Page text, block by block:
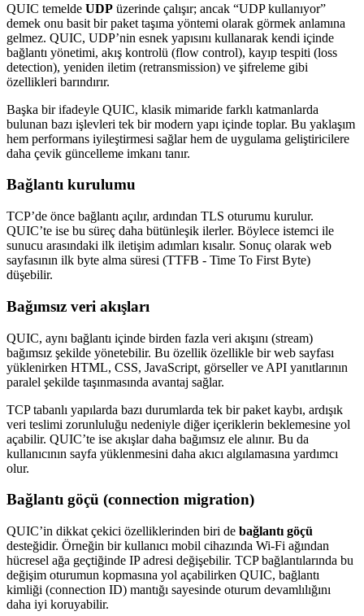
QUIC temelde UDP üzerinde çalışır; ancak “UDP kullanıyor”
demek onu basit bir paket taşıma yöntemi olarak görmek anlamına
gelmez. QUIC, UDP’nin esnek yapısını kullanarak kendi içinde
bağlantı yönetimi, akış kontrolü (flow control), kayıp tespiti (loss
detection), yeniden iletim (retransmission) ve şifreleme gibi
özellikleri barındırır.
Başka bir ifadeyle QUIC, klasik mimaride farklı katmanlarda
bulunan bazı işlevleri tek bir modern yapı içinde toplar. Bu yaklaşım
hem performans iyileştirmesi sağlar hem de uygulama geliştiricilere
daha çevik güncelleme imkanı tanır.
Bağlantı kurulumu
TCP’de önce bağlantı açılır, ardından TLS oturumu kurulur.
QUIC’te ise bu süreç daha bütünleşik ilerler. Böylece istemci ile
sunucu arasındaki ilk iletişim adımları kısalır. Sonuç olarak web
sayfasının ilk byte alma süresi (TTFB - Time To First Byte)
düşebilir.
Bağımsız veri akışları
QUIC, aynı bağlantı içinde birden fazla veri akışını (stream)
bağımsız şekilde yönetebilir. Bu özellik özellikle bir web sayfası
yüklenirken HTML, CSS, JavaScript, görseller ve API yanıtlarının
paralel şekilde taşınmasında avantaj sağlar.
TCP tabanlı yapılarda bazı durumlarda tek bir paket kaybı, ardışık
veri teslimi zorunluluğu nedeniyle diğer içeriklerin beklemesine yol
açabilir. QUIC’te ise akışlar daha bağımsız ele alınır. Bu da
kullanıcının sayfa yüklenmesini daha akıcı algılamasına yardımcı
olur.
Bağlantı göçü (connection migration)
QUIC’in dikkat çekici özelliklerinden biri de bağlantı göçü
desteğidir. Örneğin bir kullanıcı mobil cihazında Wi‑Fi ağından
hücresel ağa geçtiğinde IP adresi değişebilir. TCP bağlantılarında bu
değişim oturumun kopmasına yol açabilirken QUIC, bağlantı
kimliği (connection ID) mantığı sayesinde oturum devamlılığını
daha iyi koruyabilir.